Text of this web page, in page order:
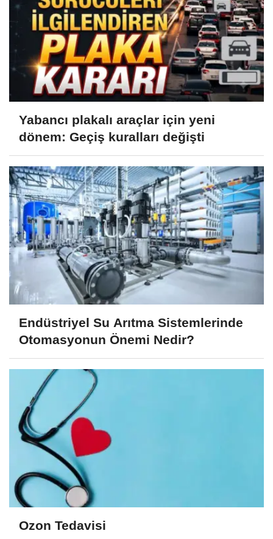
Yabancı plakalı araçlar için yeni
dönem: Geçiş kuralları değişti
Endüstriyel Su Arıtma Sistemlerinde
Otomasyonun Önemi Nedir?
Ozon Tedavisi